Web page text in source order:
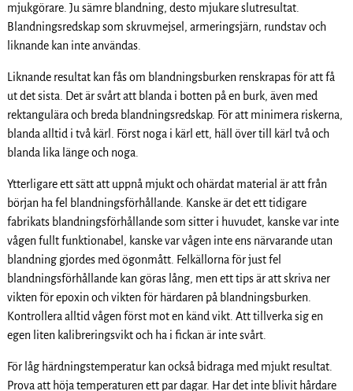
mjukgörare. Ju sämre blandning, desto mjukare slutresultat.
Blandningsredskap som skruvmejsel, armeringsjärn, rundstav och
liknande kan inte användas.
Liknande resultat kan fås om blandningsburken renskrapas för att få
ut det sista. Det är svårt att blanda i botten på en burk, även med
rektangulära och breda blandningsredskap. För att minimera riskerna,
blanda alltid i två kärl. Först noga i kärl ett, häll över till kärl två och
blanda lika länge och noga.
Ytterligare ett sätt att uppnå mjukt och ohärdat material är att från
början ha fel blandningsförhållande. Kanske är det ett tidigare
fabrikats blandningsförhållande som sitter i huvudet, kanske var inte
vågen fullt funktionabel, kanske var vågen inte ens närvarande utan
blandning gjordes med ögonmått. Felkällorna för just fel
blandningsförhållande kan göras lång, men ett tips är att skriva ner
vikten för epoxin och vikten för härdaren på blandningsburken.
Kontrollera alltid vågen först mot en känd vikt. Att tillverka sig en
egen liten kalibreringsvikt och ha i fickan är inte svårt.
För låg härdningstemperatur kan också bidraga med mjukt resultat.
Prova att höja temperaturen ett par dagar. Har det inte blivit hårdare